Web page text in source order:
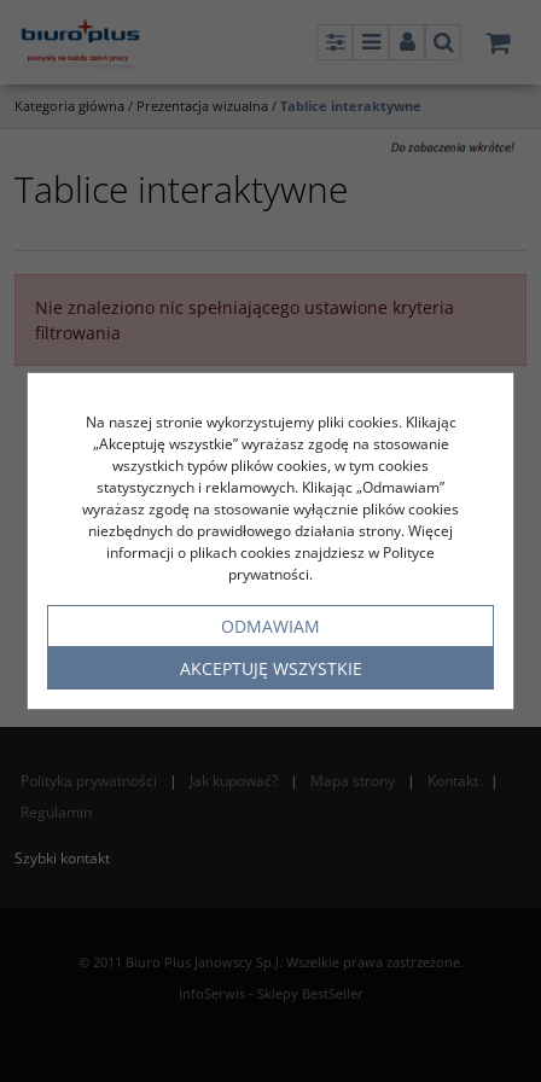
PanelMenuPanelSzukaj
Kategoria główna / Prezentacja wizualna / Tablice interaktywne
Tablice interaktywne
Nie znaleziono nic spełniającego ustawione kryteria
filtrowania
Polityka prywatności | Jak kupować? | Mapa strony | Kontakt
|
Regulamin
Szybki kontakt
© 2011 Biuro Plus Janowscy Sp.J. Wszelkie prawa zastrzeżone.
InfoSerwis- Sklepy BestSeller
Na naszej stronie wykorzystujemy pliki cookies. Klikając
„Akceptuję wszystkie” wyrażasz zgodę na stosowanie
wszystkich typów plików cookies, w tym cookies
statystycznych i reklamowych. Klikając „Odmawiam”
wyrażasz zgodę na stosowanie wyłącznie plików cookies
niezbędnych do prawidłowego działania strony. Więcej
informacji o plikach cookies znajdziesz w Polityce
prywatności.
ODMAWIAM
AKCEPTUJĘ WSZYSTKIE